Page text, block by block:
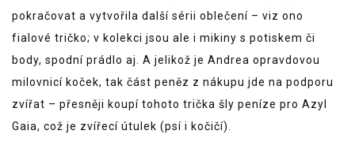
pokračovat a vytvořila další sérii oblečení – viz ono
fialové tričko; v kolekci jsou ale i mikiny s potiskem či
body, spodní prádlo aj. A jelikož je Andrea opravdovou
milovnicí koček, tak část peněz z nákupu jde na podporu
zvířat – přesněji koupí tohoto trička šly peníze pro Azyl
Gaia, což je zvířecí útulek (psí i kočičí).